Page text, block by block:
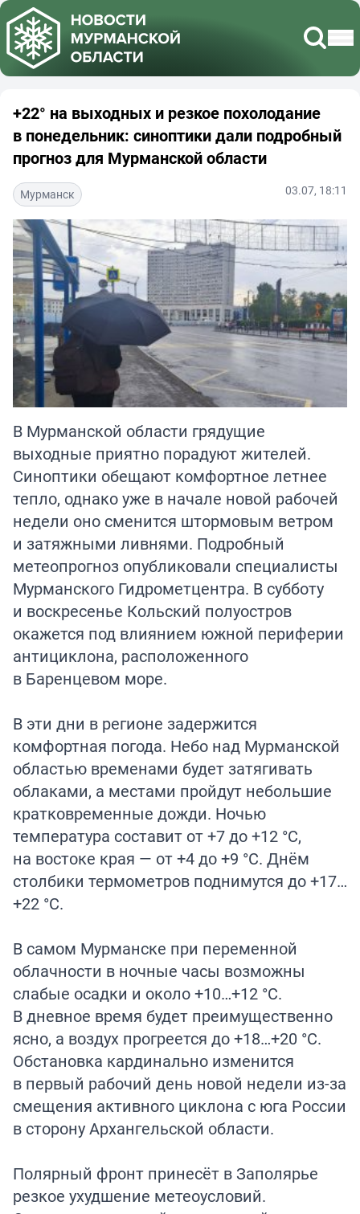
+22° на выходных и резкое похолодание
в понедельник: синоптики дали подробный
прогноз для Мурманской области
Мурманск 03.07, 18:11
В Мурманской области грядущие
выходные приятно порадуют жителей.
Синоптики обещают комфортное летнее
тепло, однако уже в начале новой рабочей
недели оно сменится штормовым ветром
и затяжными ливнями. Подробный
метеопрогноз опубликовали специалисты
Мурманского Гидрометцентра. В субботу
и воскресенье Кольский полуостров
окажется под влиянием южной периферии
антициклона, расположенного
в Баренцевом море.
В эти дни в регионе задержится
комфортная погода. Небо над Мурманской
областью временами будет затягивать
облаками, а местами пройдут небольшие
кратковременные дожди. Ночью
температура составит от +7 до +12 °C,
на востоке края — от +4 до +9 °C. Днём
столбики термометров поднимутся до +17…
+22 °C.
В самом Мурманске при переменной
облачности в ночные часы возможны
слабые осадки и около +10…+12 °C.
В дневное время будет преимущественно
ясно, а воздух прогреется до +18…+20 °C.
Обстановка кардинально изменится
в первый рабочий день новой недели из-за
смещения активного циклона с юга России
в сторону Архангельской области.
Полярный фронт принесёт в Заполярье
резкое ухудшение метеоусловий.